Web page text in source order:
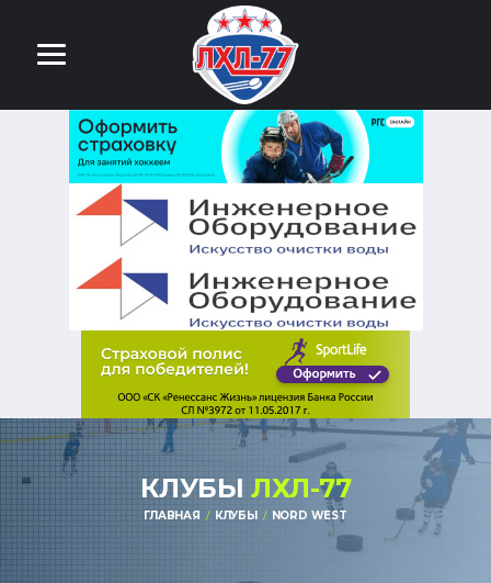
КЛУБЫ ЛХЛ-77
ГЛАВНАЯ КЛУБЫ NORD WEST